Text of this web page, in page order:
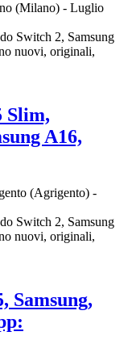
(Milano) - Luglio
Switch 2, Samsung
nuovi, originali,
Slim,
A16,
(Agrigento) -
Switch 2, Samsung
nuovi, originali,
Samsung,